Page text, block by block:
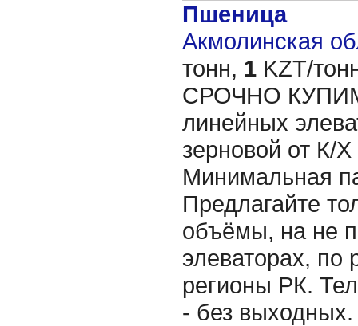
Пшеница
Акмолинская
тонн, 1 KZT/
СРОЧНО КУПИМ
линейных
зерновой от
Минимальная
Предлагайте
объёмы, на не
элеваторах, по
регионы РК.
- без